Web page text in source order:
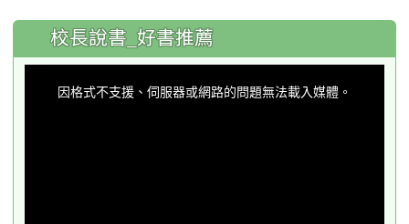
:::
校長說書_好書推薦
因格式不支援、伺服器或網路的問題無法載入媒體。